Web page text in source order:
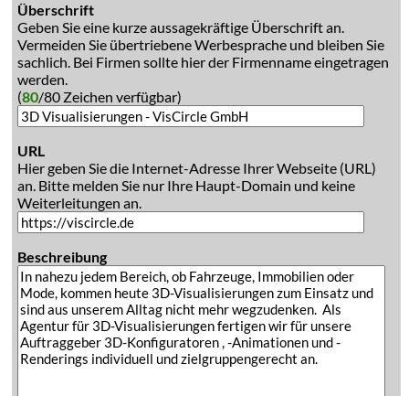
Überschrift
Geben Sie eine kurze aussagekräftige Überschrift an.
Vermeiden Sie übertriebene Werbesprache und bleiben Sie
sachlich. Bei Firmen sollte hier der Firmenname eingetragen
werden.
(80/80 Zeichen verfügbar)
URL
Hier geben Sie die Internet-Adresse Ihrer Webseite (URL)
an. Bitte melden Sie nur Ihre Haupt-Domain und keine
Weiterleitungen an.
Beschreibung